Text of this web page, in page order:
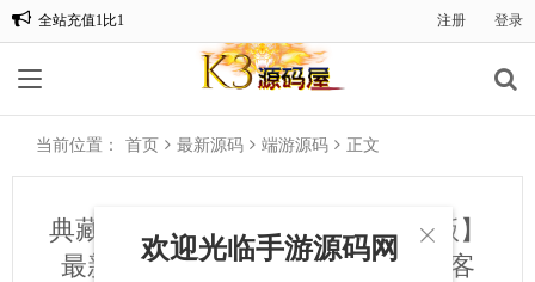
全站充值1比1 注册 登录
当前位置： 首页 最新源码 端游源码 正文
典藏怀旧端游【仙逆I传说OL定制版】
最新整理WIN系半手工服务端+PC客

欢迎光临手游源码网